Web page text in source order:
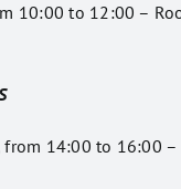
10:00 to 12:00 –
from 14:00 to 16:00 –